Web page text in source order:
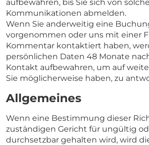
aufbewahren, bis Sie sich von
Kommunikationen abmelden.
Wenn Sie anderweitig eine
vorgenommen oder uns mit einer
Kommentar kontaktiert haben,
persönlichen Daten 48 Monate
Kontakt aufbewahren, um auf
Sie möglicherweise haben, zu
Allgemeines
Wenn eine Bestimmung dieser
zuständigen Gericht für ungültig
durchsetzbar gehalten wird, wird